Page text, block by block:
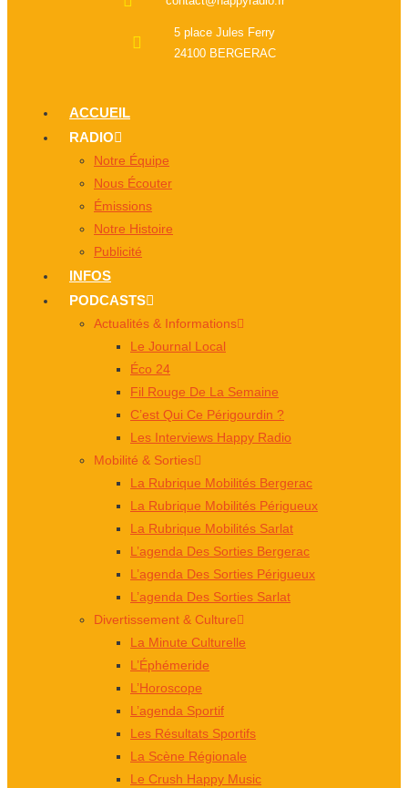
5 place Jules Ferry
24100 BERGERAC
ACCUEIL
RADIO
Notre Équipe
Nous Écouter
Émissions
Notre Histoire
Publicité
INFOS
PODCASTS
Actualités & Informations
Le Journal Local
Éco 24
Fil Rouge De La Semaine
C’est Qui Ce Périgourdin ?
Les Interviews Happy Radio
Mobilité & Sorties
La Rubrique Mobilités Bergerac
La Rubrique Mobilités Périgueux
La Rubrique Mobilités Sarlat
L’agenda Des Sorties Bergerac
L’agenda Des Sorties Périgueux
L’agenda Des Sorties Sarlat
Divertissement & Culture
La Minute Culturelle
L’Éphémeride
L’Horoscope
L’agenda Sportif
Les Résultats Sportifs
La Scène Régionale
Le Crush Happy Music